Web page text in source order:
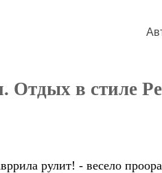
Отдых в стиле
рулит! - весело